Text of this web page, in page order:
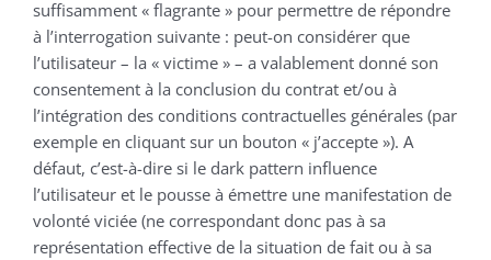
suffisamment « flagrante » pour permettre de répondre
à l’interrogation suivante : peut-on considérer que
l’utilisateur – la « victime » – a valablement donné son
consentement à la conclusion du contrat et/ou à
l’intégration des conditions contractuelles générales (par
exemple en cliquant sur un bouton « j’accepte »). A
défaut, c’est-à-dire si le dark pattern influence
l’utilisateur et le pousse à émettre une manifestation de
volonté viciée (ne correspondant donc pas à sa
représentation effective de la situation de fait ou à sa